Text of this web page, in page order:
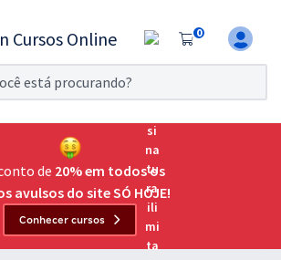
0
11
Teste grátis por 7 dias!
Até Passar
preparação para o Exame da
e intensiva para as principais
de 20% em todos os
avulsos do site SÓ HOJE!
Conhecer cursos